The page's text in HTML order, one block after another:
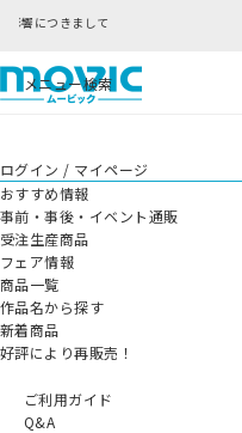
メニュー検索
ログイン / マイページ
おすすめ情報
事前・事後・イベント通販
受注生産商品
フェア情報
商品一覧
作品名から探す
新着商品
好評により再販売！
ご利用ガイド
Q&A